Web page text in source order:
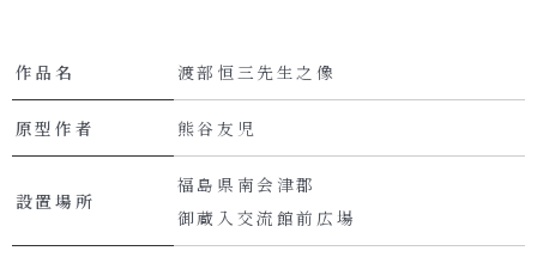
作品名 渡部恒三先生之像
原型作者 熊谷友児
設置場所
福島県南会津郡
御蔵入交流館前広場